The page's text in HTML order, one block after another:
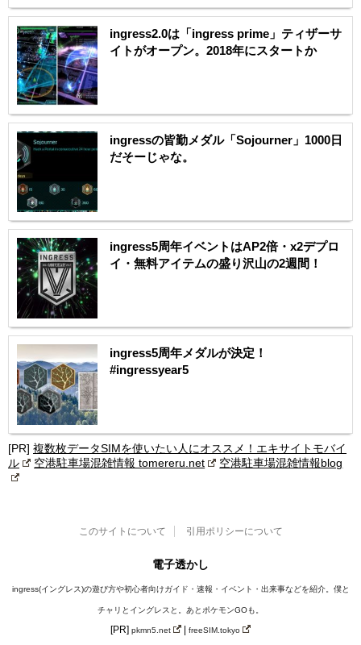
ingress2.0は「ingress prime」ティザーサ
イトがオープン。2018年にスタートか
ingressの皆勤メダル「Sojourner」1000日
だそーじゃな。
ingress5周年イベントはAP2倍・x2デプロ
イ・無料アイテムの盛り沢山の2週間！
ingress5周年メダルが決定！
#ingressyear5
[PR] 複数枚データSIMを使いたい人にオススメ！エキサイトモバイ
ル
空港駐車場混雑情報 tomereru.net 空港駐車場混雑情報blog
このサイトについて 引用ポリシーについて
電子透かし
ingress(イングレス)の遊び方や初心者向けガイド・速報・イベント・出来事などを紹介。僕と
チャリとイングレスと。あとポケモンGOも。
[PR]pkmn5.net | freeSIM.tokyo